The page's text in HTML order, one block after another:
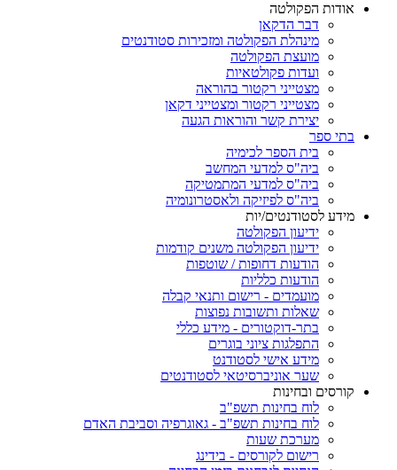
אודות הפקולטה
דבר הדקאן
מינהלת הפקולטה ומזכירות סטודנטים
מועצת הפקולטה
ועדות פקולטאיות
מצטייני רקטור בהוראה
מצטייני רקטור ומצטייני דקאן
יצירת קשר והוראות הגעה
בתי ספר
בית הספר לכימיה
ביה"ס למדעי המחשב
ביה"ס למדעי המתמטיקה
ביה"ס לפיזיקה ולאסטרונומיה
מידע לסטודנטים/יות
ידיעון הפקולטה
ידיעון הפקולטה משנים קודמות
הודעות דחופות / שוטפות
הודעות כלליות
מועמדים - רישום ותנאי קבלה
שאלות ותשובות נפוצות
בתר-דוקטורים - מידע כללי
התפלגות ציוני בוגרים
מידע אישי לסטודנט
שער אוניברסיטאי לסטודנטים
קורסים ובחינות
לוח בחינות תשפ"ב
לוח בחינות תשפ"ב - גאוגרפיה וסביבת האדם
מערכת שעות
רישום לקורסים - בידינג